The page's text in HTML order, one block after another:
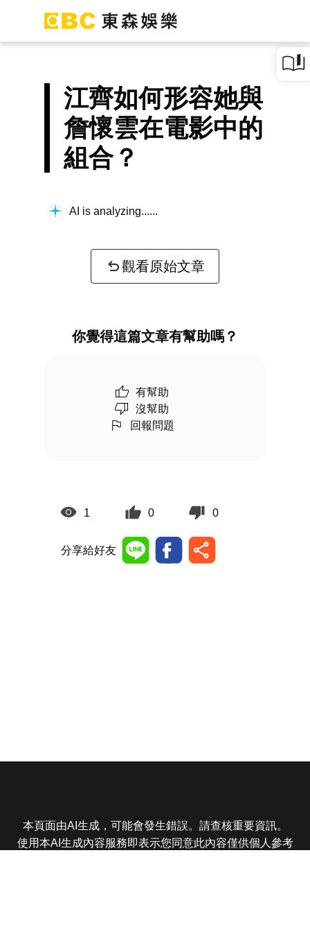
江齊如何形容她與
詹懷雲在電影中的
組合？
AI is analyzing...
觀看原始文章
你覺得這篇文章有幫助嗎？
有幫助
沒幫助
回報問題
1 0 0
分享給好友
本頁面由AI生成，可能會發生錯誤。請查核重要資訊。
使用本AI生成內容服務即表示您同意此內容僅供個人參考